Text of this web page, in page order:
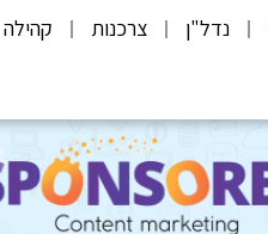
נדל"ן צרכנות קהילה